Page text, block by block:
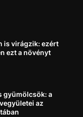
is virágzik: ezért
ezt a növényt
gyümölcsök: a
az